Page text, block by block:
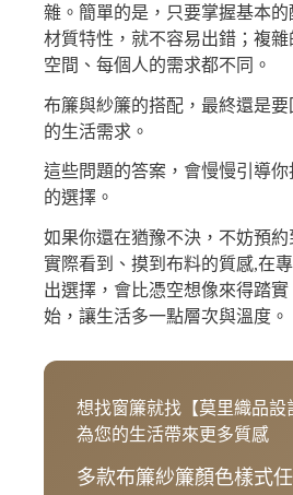
雜。簡單的是，只要掌握基本的
材質特性，就不容易出錯；複雜
空間、每個人的需求都不同。
布簾與紗簾的搭配，最終還是
的生活需求。
這些問題的答案，會慢慢引導
的選擇。
如果你還在猶豫不決，不妨預約
實際看到、摸到布料的質感,在
出選擇，會比憑空想像來得踏實
始，讓生活多一點層次與溫度。
想找窗簾就找【莫里織品設
為您的生活帶來更多質感
多款布簾紗簾顏色樣式